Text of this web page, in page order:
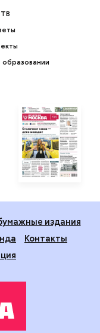
образовании
издания
Контакты